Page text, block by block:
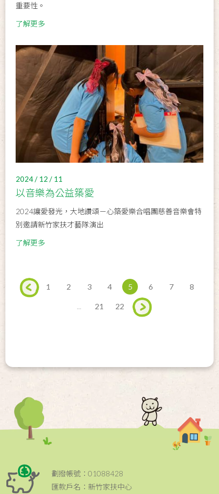
重要性。
了解更多
2024 / 12 / 11
以音樂為公益築愛
2024讓愛發光，大地讚頌－心築愛樂合唱團慈善音樂會特
別邀請新竹家扶才藝隊演出
了解更多
1 2 3 4 5 6 7 8
21 22
劃撥帳號：01088428
匯款戶名：新竹家扶中心